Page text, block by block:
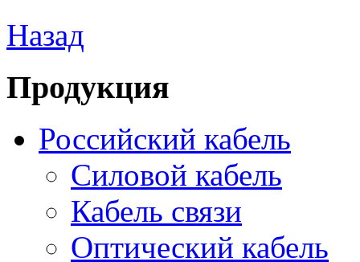
Назад
Продукция
Российский кабель
Силовой кабель
Кабель связи
Оптический кабель